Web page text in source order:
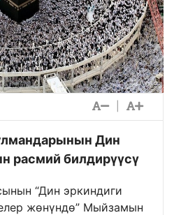
Дин
расмий билдирүүсү
“Дин эркиндиги
жөнүндө” Мыйзамын